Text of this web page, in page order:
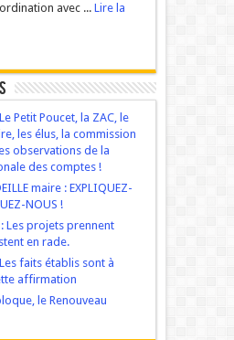
avec ... Lire la
Petit Poucet, la ZAC, le
les élus, la commission
observations de la
des comptes !
maire : EXPLIQUEZ-
NOUS !
: Les projets prennent
en rade.
faits établis sont à
affirmation
le Renouveau